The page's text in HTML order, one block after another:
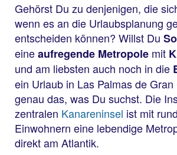
Gehörst Du zu denjenigen, die
wenn es an die Urlaubsplanung
entscheiden können? Willst Du
eineaufregende Metropole mit
und am liebsten auch noch in die
ein Urlaub in Las Palmas de
genau das, was Du suchst. Die
zentralen Kanareninsel ist mit
Einwohnern eine lebendige
direkt am Atlantik.